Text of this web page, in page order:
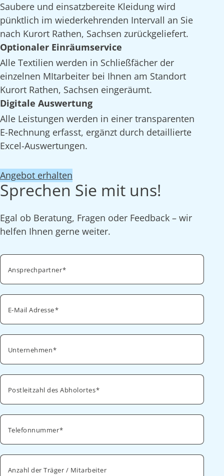
Saubere und einsatzbereite Kleidung wird
pünktlich im wiederkehrenden Intervall an Sie
nach Kurort Rathen, Sachsen zurückgeliefert.
Optionaler Einräumservice
Alle Textilien werden in Schließfächer der
einzelnen MItarbeiter bei Ihnen am Standort
Kurort Rathen, Sachsen eingeräumt.
Digitale Auswertung
Alle Leistungen werden in einer transparenten
E-Rechnung erfasst, ergänzt durch detaillierte
Excel-Auswertungen.
Angebot erhalten
Sprechen Sie mit uns!
Egal ob Beratung, Fragen oder Feedback – wir
helfen Ihnen gerne weiter.
Ansprechpartner
E-Mail Adresse
Unternehmen
Postleitzahl des Abholortes
Telefonnummer
Anzahl der Träger / Mitarbeiter